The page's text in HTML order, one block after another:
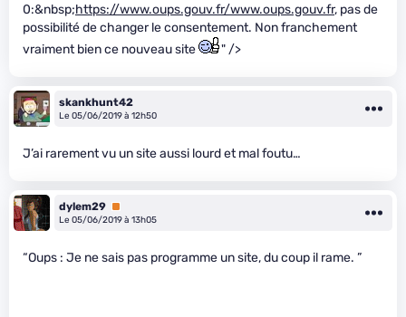
0:&nbsp;https://www.oups.gouv.fr/www.oups.gouv.fr, pas de
possibilité de changer le consentement. Non franchement
vraiment bien ce nouveau site
" />
skankhunt42
Le 05/06/2019 à 12h50
J’ai rarement vu un site aussi lourd et mal foutu…
dylem29 Premium
Le 05/06/2019 à 13h05
“Oups : Je ne sais pas programme un site, du coup il rame. ”